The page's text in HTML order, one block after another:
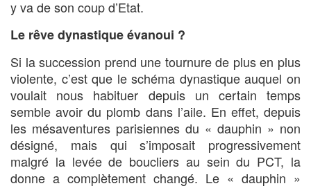
y va de son coup d’Etat.
Le rêve dynastique évanoui ?
Si la succession prend une tournure de plus en plus
violente, c’est que le schéma dynastique auquel on
voulait nous habituer depuis un certain temps
semble avoir du plomb dans l’aile. En effet, depuis
les mésaventures parisiennes du « dauphin » non
désigné, mais qui s’imposait progressivement
malgré la levée de boucliers au sein du PCT, la
donne a complètement changé. Le « dauphin »